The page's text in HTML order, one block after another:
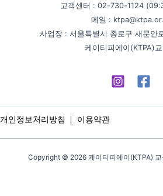
고객센터 : 02-730-1124
메일 :
사업장 : 서울특별시 종로구 새문안
케이티피에이(KTPA)
개인정보처리방침 이용약관
Copyright © 2026 케이티피에이(KTPA)